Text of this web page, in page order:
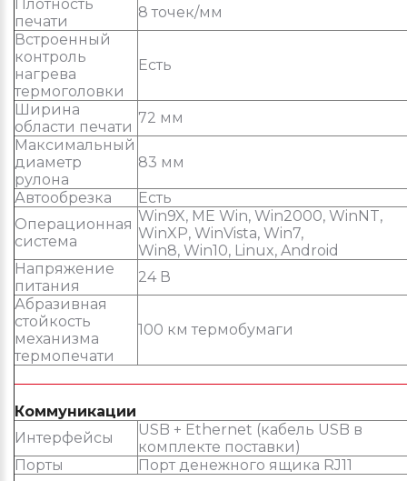
Плотность
печати
8 точек/мм
Встроенный
контроль
нагрева
термоголовки
Есть
Ширина
области печати
72 мм
Максимальный
диаметр
рулона
83 мм
Автообрезка
Есть
Операционная
система
Win9X, ME Win, Win2000, WinNT,
WinXP, WinVista, Win7,
Win8, Win10, Linux, Android
Напряжение
питания
24 В
Абразивная
стойкость
механизма
термопечати
100 км термобумаги
Коммуникации
Интерфейсы
USB + Ethernet (кабель USB в
комплекте поставки)
Порты
Порт денежного ящика RJ11